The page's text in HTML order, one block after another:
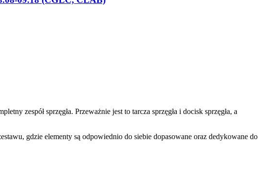
zespół sprzęgła. Przeważnie jest to tarcza sprzęgła i docisk sprzęgła, a
gdzie elementy są odpowiednio do siebie dopasowane oraz dedykowane do